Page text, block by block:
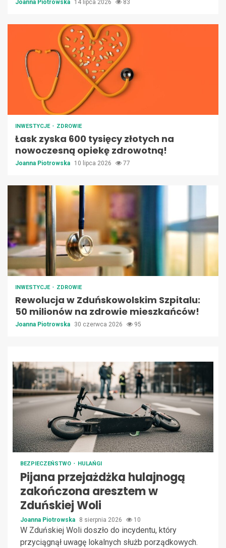
Joanna Piotrowska 14 lipca 2026 83
INWESTYCJE ZDROWIE
Łask zyska 600 tysięcy złotych na
nowoczesną opiekę zdrowotną!
Joanna Piotrowska 10 lipca 2026 77
INWESTYCJE ZDROWIE
Rewolucja w Zduńskowolskim Szpitalu:
50 milionów na zdrowie mieszkańców!
Joanna Piotrowska 30 czerwca 2026 95
BEZPIECZEŃSTWO HULAŃGI
Pijana przejażdżka hulajnogą
zakończona aresztem w
Zduńskiej Woli
Joanna Piotrowska 8 sierpnia 2026 10
W Zduńskiej Woli doszło do incydentu, który
przyciągnął uwagę lokalnych służb porządkowych.